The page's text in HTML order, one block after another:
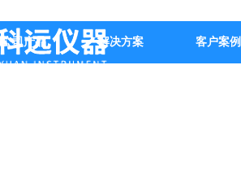
公司产品 解决方案 客户案例